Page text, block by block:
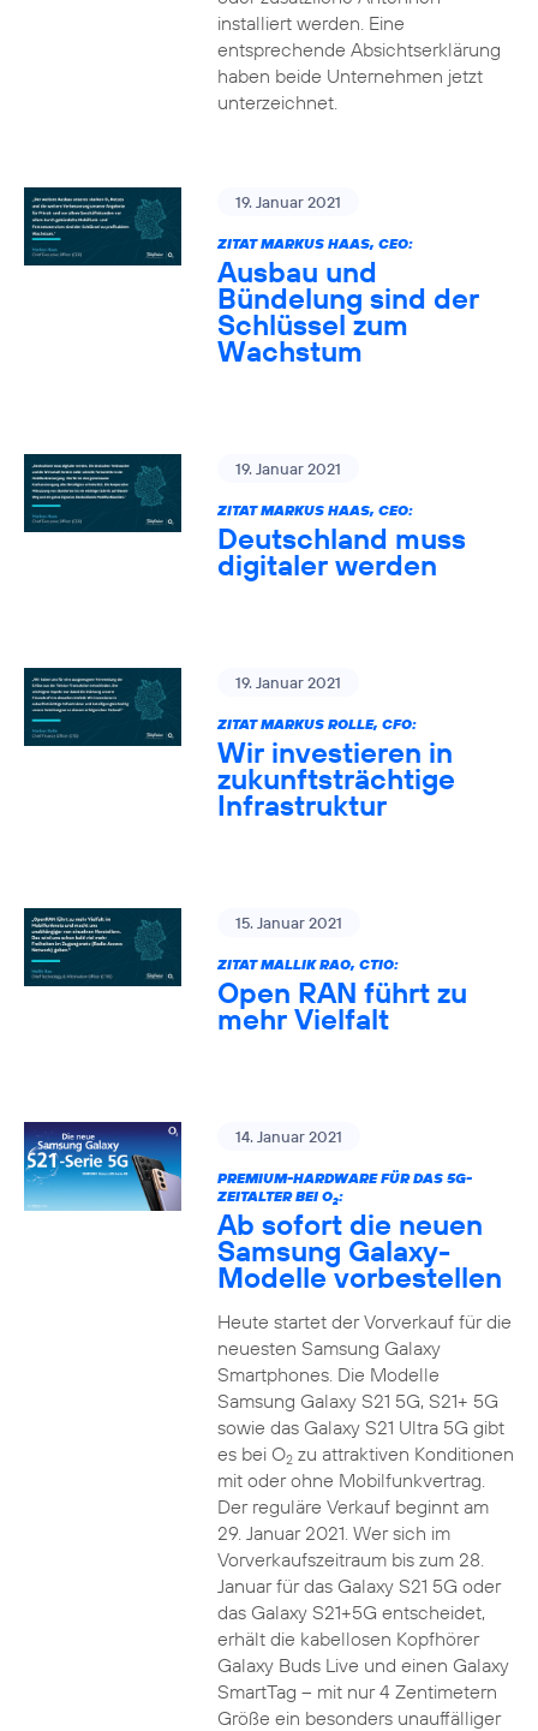
installiert werden. Eine
entsprechende Absichtserklärung
haben beide Unternehmen jetzt
unterzeichnet.
19. Januar 2021
ZITAT MARKUS HAAS, CEO:
Ausbau und
Bündelung sind der
Schlüssel zum
Wachstum
19. Januar 2021
ZITAT MARKUS HAAS, CEO:
Deutschland muss
digitaler werden
19. Januar 2021
ZITAT MARKUS ROLLE, CFO:
Wir investieren in
zukunftsträchtige
Infrastruktur
15. Januar 2021
ZITAT MALLIK RAO, CTIO:
Open RAN führt zu
mehr Vielfalt
14. Januar 2021
PREMIUM-HARDWARE FÜR DAS 5G-
ZEITALTER BEI O2:
Ab sofort die neuen
Samsung Galaxy-
Modelle vorbestellen
Heute startet der Vorverkauf für die
neuesten Samsung Galaxy
Smartphones. Die Modelle
Samsung Galaxy S21 5G, S21+ 5G
sowie das Galaxy S21 Ultra 5G gibt
es bei O2zu attraktiven Konditionen
mit oder ohne Mobilfunkvertrag.
Der reguläre Verkauf beginnt am
29. Januar 2021. Wer sich im
Vorverkaufszeitraum bis zum 28.
Januar für das Galaxy S21 5G oder
das Galaxy S21+5G entscheidet,
erhält die kabellosen Kopfhörer
Galaxy Buds Live und einen Galaxy
SmartTag – mit nur 4 Zentimetern
Größe ein besonders unauffälliger